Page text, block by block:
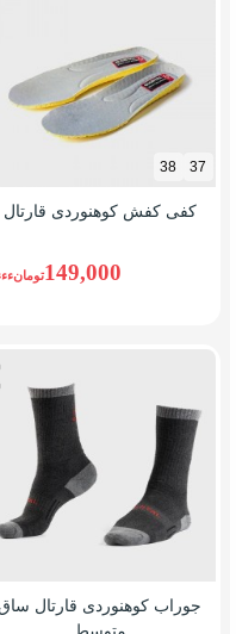
37
38
کفی کفش کوهنوردی قارتال
149,000
جوراب کوهنوردی قارتال